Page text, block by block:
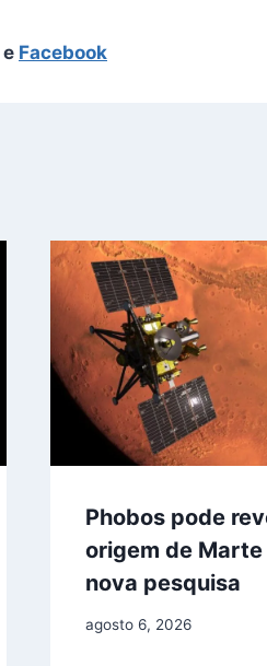
e Facebook
Phobos pode
origem de Marte
nova pesquisa
agosto 6, 2026